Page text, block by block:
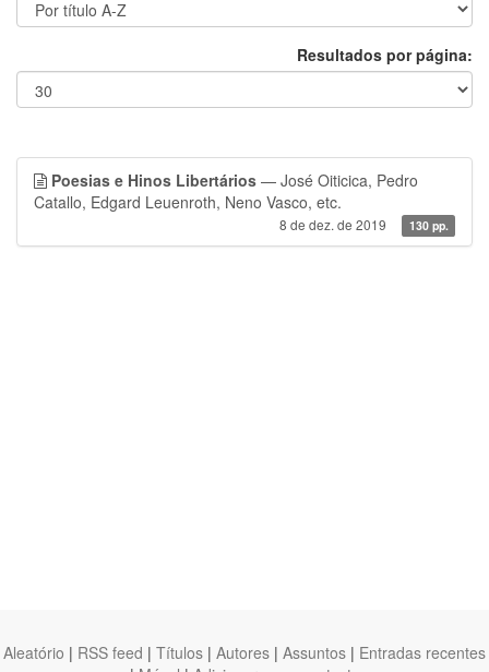
Resultados por página:
Poesias e Hinos Libertários — José Oiticica, Pedro
Catallo, Edgard Leuenroth, Neno Vasco, etc.
8 de dez. de 2019 130 pp.
Aleatório | RSS feed | Títulos | Autores | Assuntos | Entradas recentes